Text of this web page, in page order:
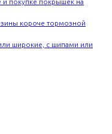
короче тормозной
широкие, с шипами или